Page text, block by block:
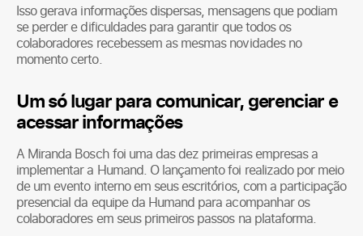
Isso gerava informações dispersas, mensagens que podiam
se perder e dificuldades para garantir que todos os
colaboradores recebessem as mesmas novidades no
momento certo.
Um só lugar para comunicar, gerenciar e
acessar informações
A Miranda Bosch foi uma das dez primeiras empresas a
implementar a Humand. O lançamento foi realizado por meio
de um evento interno em seus escritórios, com a participação
presencial da equipe da Humand para acompanhar os
colaboradores em seus primeiros passos na plataforma.